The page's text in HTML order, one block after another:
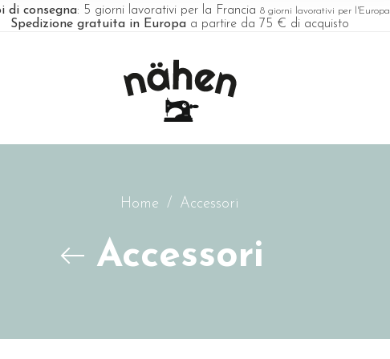
di consegna: 5 giorni lavorativi per la Francia 8 giorni lavorativi per l'Europa
Spedizione gratuita in Europa a partire da 75 € di acquisto
Home / Accessori
Accessori